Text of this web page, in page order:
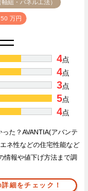
軸組・パネル工法）
万円
4点
4点
3点
5点
4点
た？AVANTIA(アバンテ
ネ性などの住宅性能など
情報や値下げ方法まで調
細をチェック！